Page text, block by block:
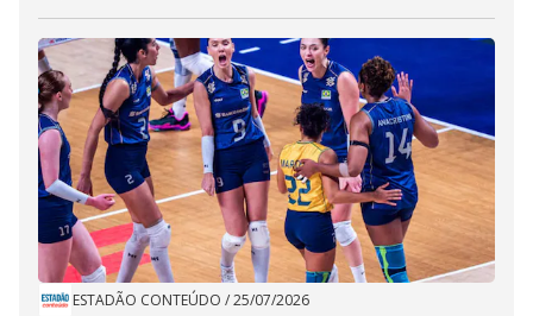
ESTADÃO CONTEÚDO /25/07/2026